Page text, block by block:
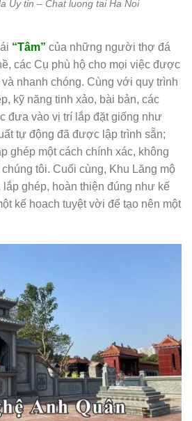
Uy tin – Chat luong tai Ha Noi
“Tâm” của những người thợ đá
các Cụ phù hộ cho mọi việc được
nhanh chóng. Cùng với quy trình
kỹ năng tinh xảo, bài bản, các
đưa vào vị trí lắp đặt giống như
tự động đã được lập trình sẵn;
ghép một cách chính xác, không
tôi. Cuối cùng, Khu Lăng mộ
ghép, hoàn thiện đúng như kế
kế hoach tuyệt vời để tạo nên một